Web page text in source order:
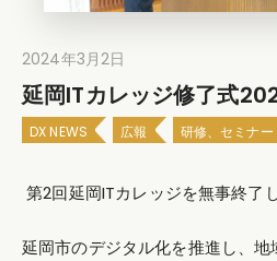
2024年3月2日
延岡ITカレッジ修了式
DX NEWS 広報 研修、セミナー
第2回延岡ITカレッジを無事終了
延岡市のデジタル化を推進し、